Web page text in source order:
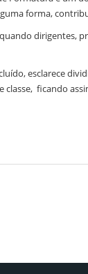
forma,
dirigentes,
esclarece
ficando